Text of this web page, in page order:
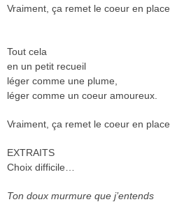
Vraiment, ça remet le coeur en place.
Tout cela
en un petit recueil
léger comme une plume,
léger comme un coeur amoureux.
Vraiment, ça remet le coeur en place.
EXTRAITS
Choix difficile…
Ton doux murmure que j’entends